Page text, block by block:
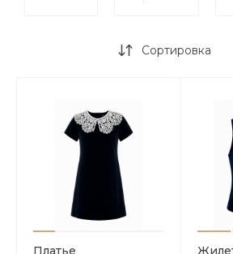
Сортировка
Платье